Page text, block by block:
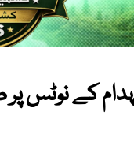
کے نوٹس